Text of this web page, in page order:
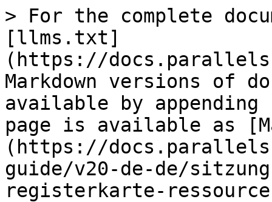
> For the complete
[llms.txt]
(https://
Markdown versions of
available by
page is available as
(https://
guide/v20-de-de/
registerkarte-